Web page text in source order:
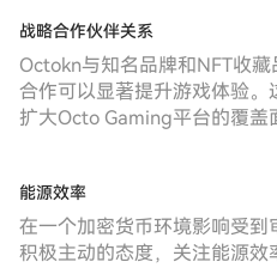
战略合作伙伴关系
Octokn与知名品牌和NFT收
合作可以显著提升游戏体验。
扩大Octo Gaming平台的覆盖
能源效率
在一个加密货币环境影响受
积极主动的态度，关注能源